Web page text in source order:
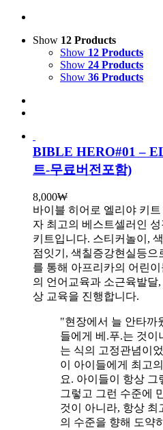
Show 12 Products
Show 12 Products
Show 24 Products
Show 36 Products
BIBLE HERO#01 –
트-무료버전포함)
8,000₩
바이블 히어로 엘리야 키트
자 최고의 베스트셀러인
키트입니다. 스티커놀이,
점잇기, 색칠증강현실등
를 통해 아프리카의 어린
의 언어교육과 소근육발달
상 교육을 진행합니다.
"현장에서 늘 안타까
들에게 베.푸.는 것이
는 식의 고정관념이
이 아이들에게 최고
요. 아이들이 항상 그
그렇고 그런 수준에
것이 아니라, 항상 최
의 수준을 향해 도약